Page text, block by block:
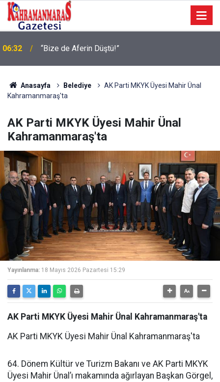
06:09
Geleneksel Ağustos Fuarı’nda Eğlence ve Nostalji
Bir Aradaydı
Anasayfa Belediye
AK Parti MKYK Üyesi Mahir Ünal
Kahramanmaraş'ta
AK Parti MKYK Üyesi Mahir Ünal
Kahramanmaraş'ta
Yayınlanma: 18 Mayıs 2026 Pazartesi 15:29
AK Parti MKYK Üyesi Mahir Ünal Kahramanmaraş'ta
AK Parti MKYK Üyesi Mahir Ünal Kahramanmaraş'ta
64. Dönem Kültür ve Turizm Bakanı ve AK Parti MKYK
Üyesi Mahir Ünal’ı makamında ağırlayan Başkan Görgel,